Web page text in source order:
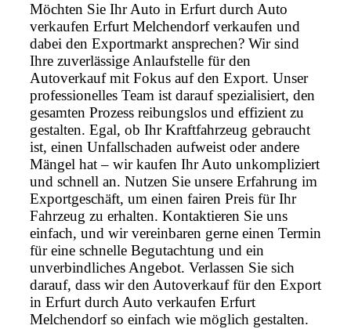
Möchten Sie Ihr Auto in Erfurt durch Auto
verkaufen Erfurt Melchendorf verkaufen und
dabei den Exportmarkt ansprechen? Wir sind
Ihre zuverlässige Anlaufstelle für den
Autoverkauf mit Fokus auf den Export. Unser
professionelles Team ist darauf spezialisiert, den
gesamten Prozess reibungslos und effizient zu
gestalten. Egal, ob Ihr Kraftfahrzeug gebraucht
ist, einen Unfallschaden aufweist oder andere
Mängel hat – wir kaufen Ihr Auto unkompliziert
und schnell an. Nutzen Sie unsere Erfahrung im
Exportgeschäft, um einen fairen Preis für Ihr
Fahrzeug zu erhalten. Kontaktieren Sie uns
einfach, und wir vereinbaren gerne einen Termin
für eine schnelle Begutachtung und ein
unverbindliches Angebot. Verlassen Sie sich
darauf, dass wir den Autoverkauf für den Export
in Erfurt durch Auto verkaufen Erfurt
Melchendorf so einfach wie möglich gestalten.